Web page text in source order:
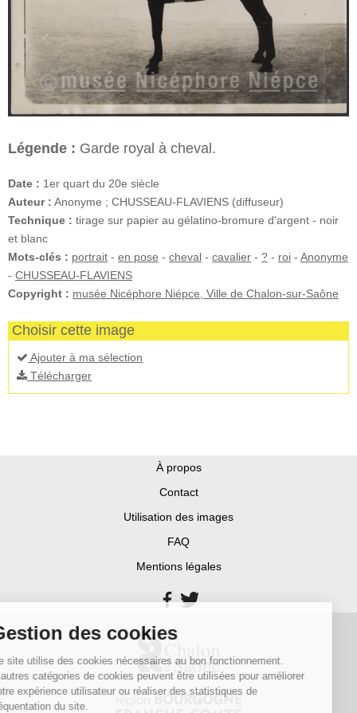
Légende : Garde royal à cheval.
Date : 1er quart du 20e siècle
Auteur : Anonyme ; CHUSSEAU-FLAVIENS (diffuseur)
Technique : tirage sur papier au gélatino-bromure d'argent - noir
et blanc
Mots-clés : portrait - en pose - cheval - cavalier - ? - roi - Anonyme
- CHUSSEAU-FLAVIENS
Copyright : musée Nicéphore Niépce, Ville de Chalon-sur-Saône
Choisir cette image
Ajouter à ma sélection
Télécharger
À propos
Contact
Utilisation des images
FAQ
Mentions légales
Gestion des cookies
Ce site utilise des cookies nécessaires au bon fonctionnement.
D’autres catégories de cookies peuvent être utilisées pour améliorer
votre expérience utilisateur ou réaliser des statistiques de
fréquentation du site.